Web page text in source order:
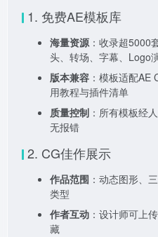
1. 免费AE模板库
海量资源：收录超5000
头、转场、字幕、Logo
版本兼容 ：模板适配AE
用教程与插件清单
质量控制 ：所有模板经
无报错
2. CG佳作展示
作品范围 ：动态图形、
类型
作者互动 ：设计师可上
藏